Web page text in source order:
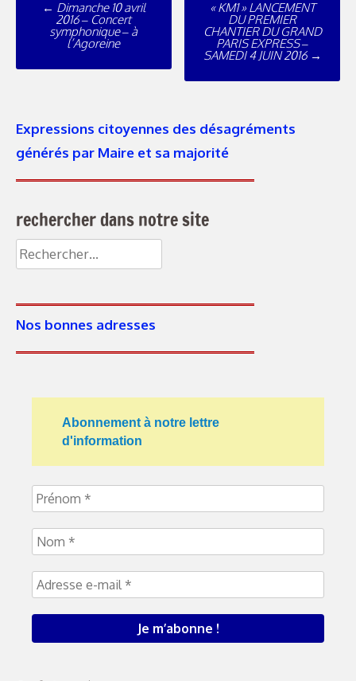
navigation
← Dimanche 10 avril
2016 – Concert
symphonique – à
l’Agoreine
« KM1 » LANCEMENT
DU PREMIER
CHANTIER DU GRAND
PARIS EXPRESS –
SAMEDI 4 JUIN 2016 →
Expressions citoyennes des désagréments
générés par Maire et sa majorité
rechercher dans notre site
Rechercher :
Nos bonnes adresses
Abonnement à notre lettre
d'information